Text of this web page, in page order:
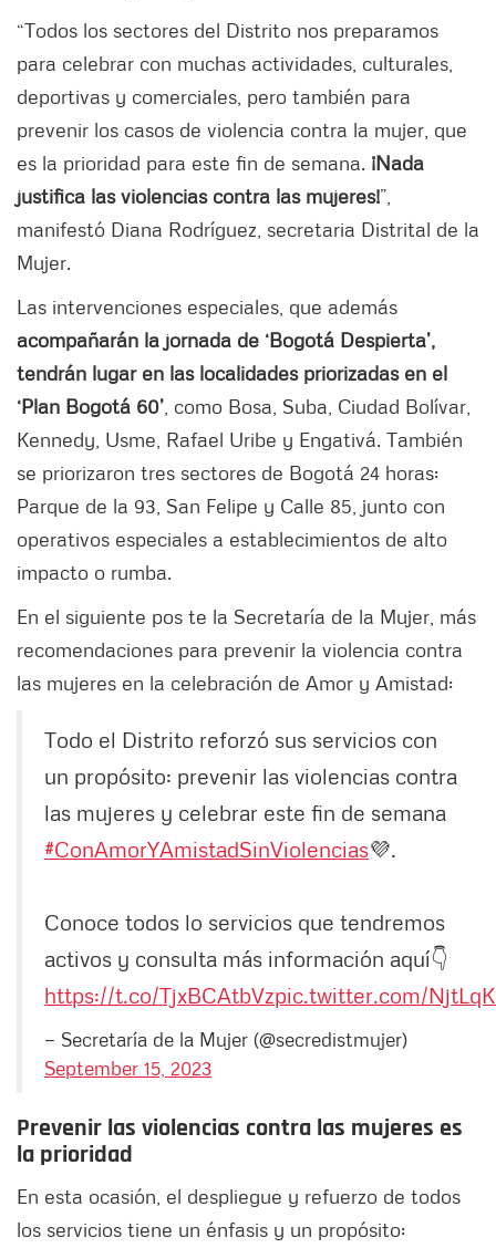
“Todos los sectores del Distrito nos preparamos
para celebrar con muchas actividades, culturales,
deportivas y comerciales, pero también para
prevenir los casos de violencia contra la mujer, que
es la prioridad para este fin de semana. ¡Nada
justifica las violencias contra las mujeres!”,
manifestó Diana Rodríguez, secretaria Distrital de la
Mujer.
Las intervenciones especiales, que además
acompañarán la jornada de ‘Bogotá Despierta’,
tendrán lugar en las localidades priorizadas en el
‘Plan Bogotá 60’ , como Bosa, Suba, Ciudad Bolívar,
Kennedy, Usme, Rafael Uribe y Engativá. También
se priorizaron tres sectores de Bogotá 24 horas:
Parque de la 93, San Felipe y Calle 85, junto con
operativos especiales a establecimientos de alto
impacto o rumba.
En el siguiente pos te la Secretaría de la Mujer, más
recomendaciones para prevenir la violencia contra
las mujeres en la celebración de Amor y Amistad:
Todo el Distrito reforzó sus servicios con
un propósito: prevenir las violencias contra
las mujeres y celebrar este fin de semana
#ConAmorYAmistadSinViolencias💜.
Conoce todos lo servicios que tendremos
activos y consulta más información aquí👇
https://t.co/TjxBCAtbVzpic.twitter.com/
— Secretaría de la Mujer (@secredistmujer)
September 15, 2023
Prevenir las violencias contra las mujeres es
la prioridad
En esta ocasión, el despliegue y refuerzo de todos
los servicios tiene un énfasis y un propósito: